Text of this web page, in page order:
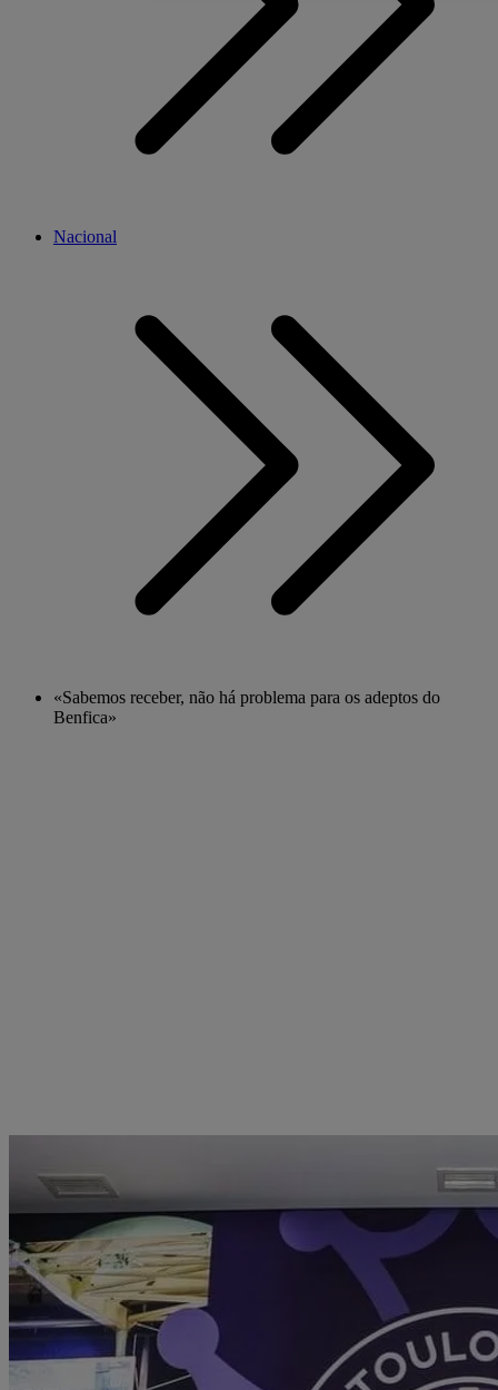
Nacional
«Sabemos receber, não há problema para os adeptos do
Benfica»